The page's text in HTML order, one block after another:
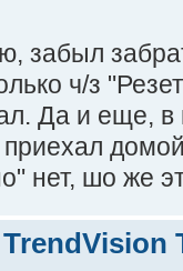
забыл
ч/з
Да и еще,
приехал
нет, шо же